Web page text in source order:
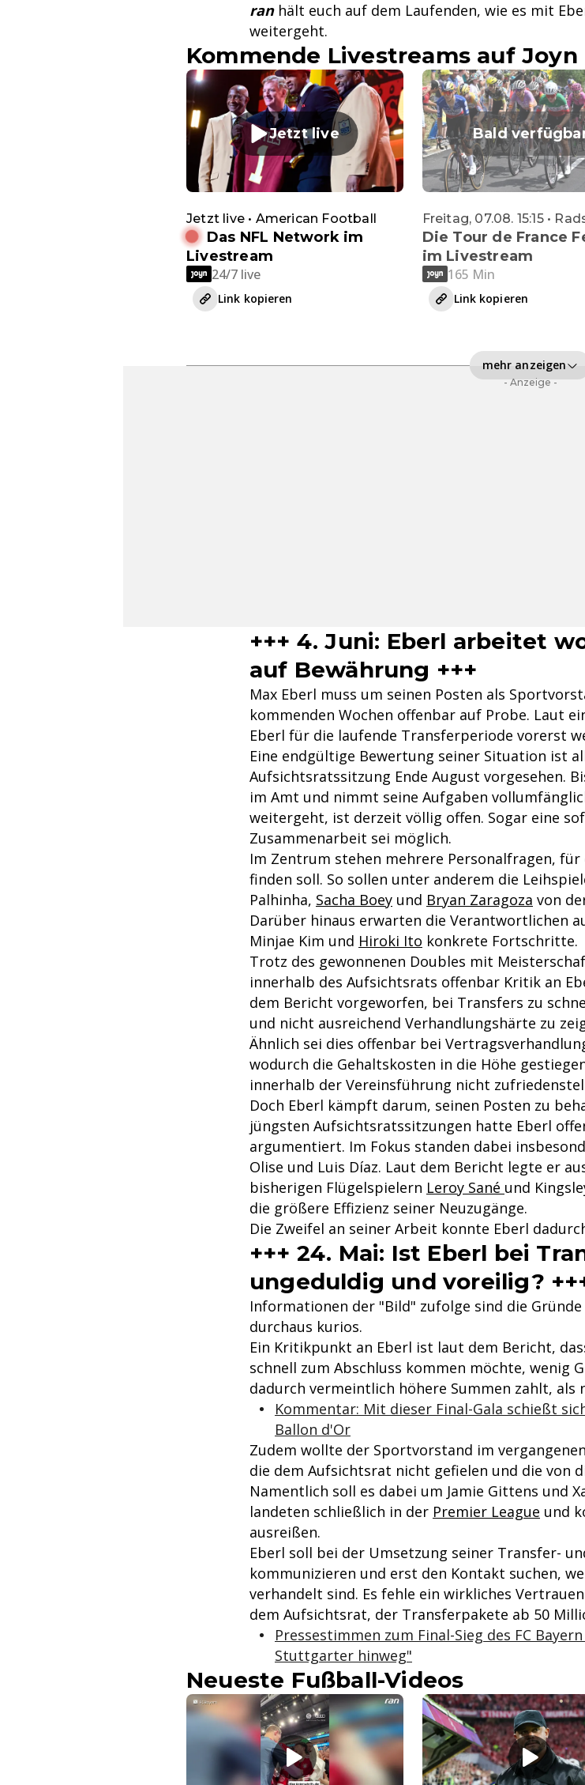
ranhält euch auf dem Laufenden, wie es mit
weitergeht.
Kommende Livestreams auf Joyn
Jetzt live
Jetzt live • American Football
Das NFL Network im
Livestream
24/7 live
Link kopieren
Bald
Freitag, 07.08. 15:15 •
Die Tour de France
im Livestream
165 Min
Link kopieren
mehr anzeigen
- Anzeige -
+++ 4. Juni: Eberl arbeitet
auf Bewährung +++
Max Eberl muss um seinen Posten als
kommenden Wochen offenbar auf Probe. Laut
Eberl für die laufende Transferperiode vorerst
Eine endgültige Bewertung seiner Situation ist
Aufsichtsratssitzung Ende August vorgesehen.
im Amt und nimmt seine Aufgaben
weitergeht, ist derzeit völlig offen. Sogar eine
Zusammenarbeit sei möglich.
Im Zentrum stehen mehrere Personalfragen, für
finden soll. So sollen unter anderem die
Palhinha, Sacha Boey und Bryan Zaragoza von
Darüber hinaus erwarten die Verantwortlichen
Minjae Kim und Hiroki Ito konkrete Fortschritte.
Trotz des gewonnenen Doubles mit
innerhalb des Aufsichtsrats offenbar Kritik an
dem Bericht vorgeworfen, bei Transfers zu
und nicht ausreichend Verhandlungshärte zu
Ähnlich sei dies offenbar bei
wodurch die Gehaltskosten in die Höhe
innerhalb der Vereinsführung nicht
Doch Eberl kämpft darum, seinen Posten zu
jüngsten Aufsichtsratssitzungen hatte Eberl
argumentiert. Im Fokus standen dabei
Olise und Luis Díaz. Laut dem Bericht legte er
bisherigen Flügelspielern Leroy Sané und
die größere Effizienz seiner Neuzugänge.
Die Zweifel an seiner Arbeit konnte Eberl
+++ 24. Mai: Ist Eberl bei
ungeduldig und voreilig?
Informationen der "Bild" zufolge sind die
durchaus kurios.
Ein Kritikpunkt an Eberl ist laut dem Bericht,
schnell zum Abschluss kommen möchte, wenig
dadurch vermeintlich höhere Summen zahlt, als
Kommentar: Mit dieser Final-Gala schießt
Ballon d'Or
Zudem wollte der Sportvorstand im
die dem Aufsichtsrat nicht gefielen und die von
Namentlich soll es dabei um Jamie Gittens und
landeten schließlich in der Premier League und
ausreißen.
Eberl soll bei der Umsetzung seiner Transfer-
kommunizieren und erst den Kontakt suchen,
verhandelt sind. Es fehle ein wirkliches
dem Aufsichtsrat, der Transferpakete ab 50
Pressestimmen zum Final-Sieg des FC
Stuttgarter hinweg"
Neueste Fußball-Videos